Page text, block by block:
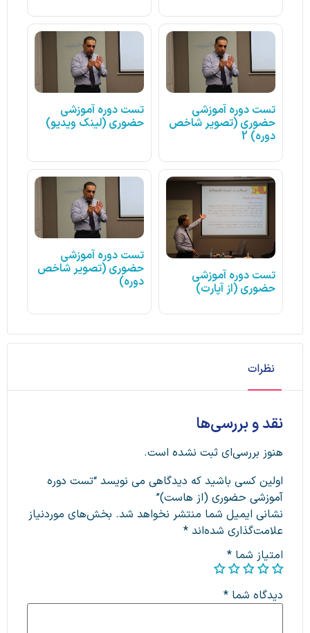
تست دوره آموزشی
حضوری (تصویر شاخص
دوره) 2
تست دوره آموزشی
حضوری (لینک ویدیو)
تست دوره آموزشی
حضوری (از آپارت)
تست دوره آموزشی
حضوری (تصویر شاخص
دوره)
نظرات
نقد و بررسی‌ها
هنوز بررسی‌ای ثبت نشده است.
اولین کسی باشید که دیدگاهی می نویسد “تست دوره
آموزشی حضوری (از هاست)”
نشانی ایمیل شما منتشر نخواهد شد. بخش‌های موردنیاز
علامت‌گذاری شده‌اند *
امتیاز شما *
دیدگاه شما *